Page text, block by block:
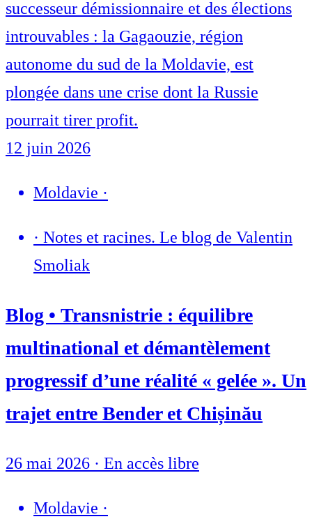
successeur démissionnaire et des élections
introuvables : la Gagaouzie, région
autonome du sud de la Moldavie, est
plongée dans une crise dont la Russie
pourrait tirer profit.
12 juin 2026
Moldavie ·
· Notes et racines. Le blog de Valentin
Smoliak
Blog • Transnistrie : équilibre
multinational et démantèlement
progressif d’une réalité « gelée ». Un
trajet entre Bender et Chișinău
26 mai 2026 · En accès libre
Moldavie ·